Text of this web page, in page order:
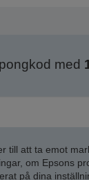
med
till att ta emot
om Epsons
på dina